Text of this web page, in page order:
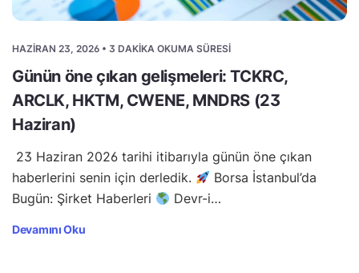
HAZIRAN 23, 2026 • 3 DAKIKA OKUMA SÜRESI
Günün öne çıkan gelişmeleri: TCKRC,
ARCLK, HKTM, CWENE, MNDRS (23
Haziran)
23 Haziran 2026 tarihi itibarıyla günün öne çıkan
haberlerini senin için derledik.
Borsa İstanbul’da
Bugün: Şirket Haberleri
Devr-i…
Devamını Oku